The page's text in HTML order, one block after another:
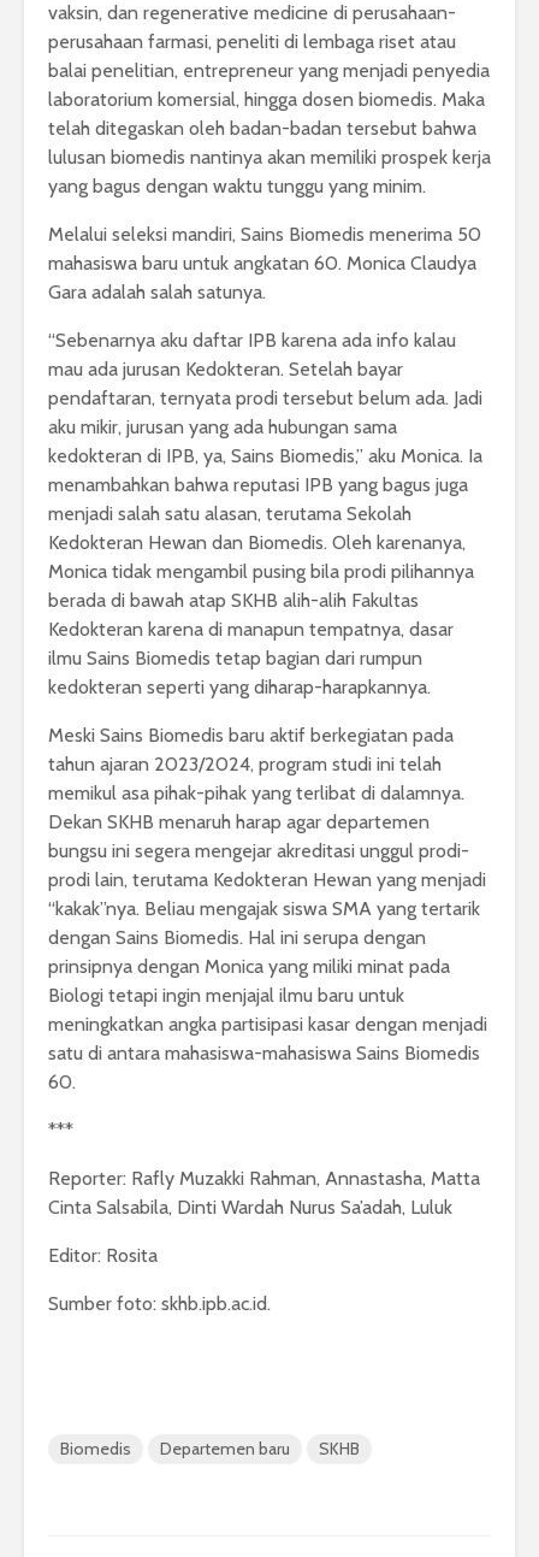
vaksin, dan regenerative medicine di perusahaan-
perusahaan farmasi, peneliti di lembaga riset atau
balai penelitian, entrepreneur yang menjadi penyedia
laboratorium komersial, hingga dosen biomedis. Maka
telah ditegaskan oleh badan-badan tersebut bahwa
lulusan biomedis nantinya akan memiliki prospek kerja
yang bagus dengan waktu tunggu yang minim.
Melalui seleksi mandiri, Sains Biomedis menerima 50
mahasiswa baru untuk angkatan 60. Monica Claudya
Gara adalah salah satunya.
“Sebenarnya aku daftar IPB karena ada info kalau
mau ada jurusan Kedokteran. Setelah bayar
pendaftaran, ternyata prodi tersebut belum ada. Jadi
aku mikir, jurusan yang ada hubungan sama
kedokteran di IPB, ya, Sains Biomedis,” aku Monica. Ia
menambahkan bahwa reputasi IPB yang bagus juga
menjadi salah satu alasan, terutama Sekolah
Kedokteran Hewan dan Biomedis. Oleh karenanya,
Monica tidak mengambil pusing bila prodi pilihannya
berada di bawah atap SKHB alih-alih Fakultas
Kedokteran karena di manapun tempatnya, dasar
ilmu Sains Biomedis tetap bagian dari rumpun
kedokteran seperti yang diharap-harapkannya.
Meski Sains Biomedis baru aktif berkegiatan pada
tahun ajaran 2023/2024, program studi ini telah
memikul asa pihak-pihak yang terlibat di dalamnya.
Dekan SKHB menaruh harap agar departemen
bungsu ini segera mengejar akreditasi unggul prodi-
prodi lain, terutama Kedokteran Hewan yang menjadi
“kakak”nya. Beliau mengajak siswa SMA yang tertarik
dengan Sains Biomedis. Hal ini serupa dengan
prinsipnya dengan Monica yang miliki minat pada
Biologi tetapi ingin menjajal ilmu baru untuk
meningkatkan angka partisipasi kasar dengan menjadi
satu di antara mahasiswa-mahasiswa Sains Biomedis
60.
***
Reporter: Rafly Muzakki Rahman, Annastasha, Matta
Cinta Salsabila, Dinti Wardah Nurus Sa’adah, Luluk
Editor: Rosita
Sumber foto: skhb.ipb.ac.id.
Biomedis Departemen baru SKHB